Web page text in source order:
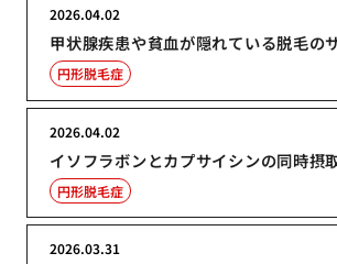
甲状腺疾患や貧血が隠れている脱毛の
2026.04.02
円形脱毛症
イソフラボンとカプサイシンの同時摂
2026.04.02
円形脱毛症
2026.03.31